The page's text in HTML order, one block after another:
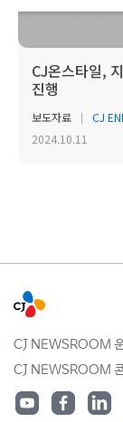
CJ온스타일,
진행
보도자료
CJ
2024.10.11
CJ NEWSROOM
CJ NEWSROOM